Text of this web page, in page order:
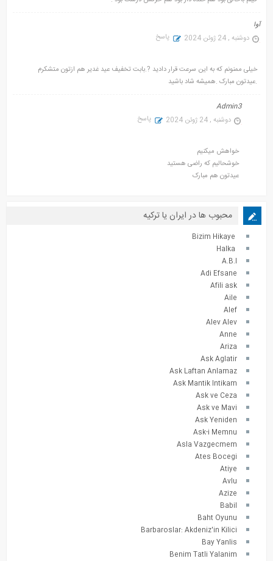
آوا
دوشنبه , 24 ژوئن 2024
پاسخ
خیلی ممنونم که به این سرعت قرار دادید ?.بابت تخفیف عید غدیر هم ازتون متشکرم
.عیدتون مبارک .همیشه شاد باشید
Admin3
دوشنبه , 24 ژوئن 2024
پاسخ
خواهش میکنیم
خوشحالیم که راضی هستید
عیدتون هم مبارک
محبوب ها در ایران یا ترکیه
A.B.I
Adi Efsane
Afili ask
Aile
Alef
Alev Alev
Anne
Ariza
Ask Aglatir
Ask Laftan Anlamaz
Ask Mantik Intikam
Ask ve Ceza
Ask ve Mavi
Ask Yeniden
Ask-i Memnu
Asla Vazgecmem
Ates Bocegi
Atiye
Avlu
Azize
Babil
Baht Oyunu
Barbaroslar: Akdeniz'in Kilici
Bay Yanlis
Benim Tatli Yalanim